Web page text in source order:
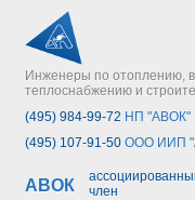
Инженеры по отоплению,
теплоснабжению и
(495) 984-99-72 НП "АВОК"
(495) 107-91-50 ООО ИИП
АВОК
член